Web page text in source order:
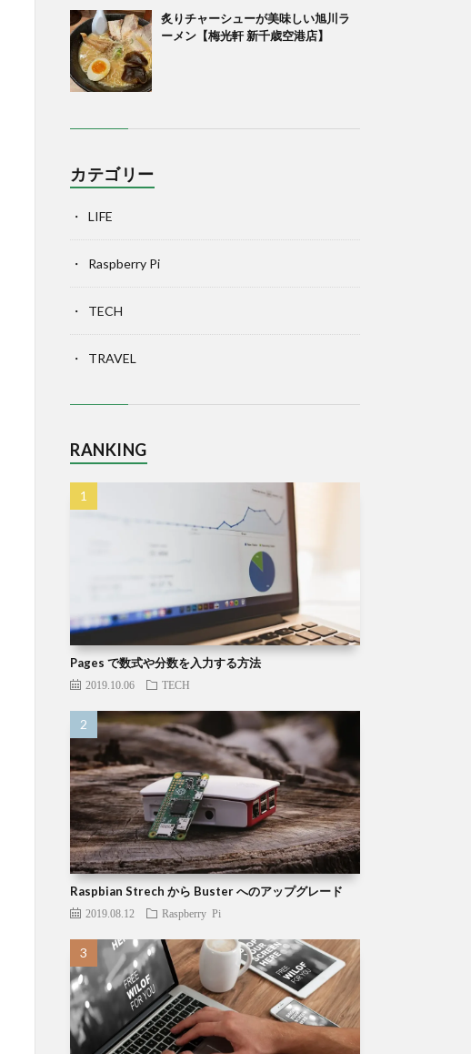
炙りチャーシューが美味しい旭川ラ
ーメン【梅光軒 新千歳空港店】
カテゴリー
LIFE
Raspberry Pi
TECH
TRAVEL
RANKING
Pages で数式や分数を入力する方法
2019.10.06 TECH
Raspbian Strech から Buster へのアップグレード
2019.08.12 Raspberry Pi